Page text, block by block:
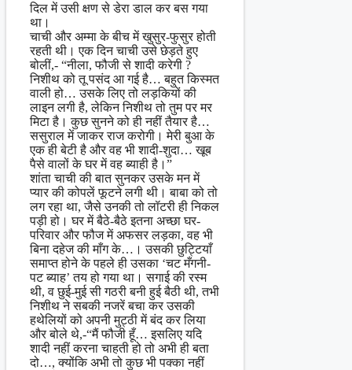
दिल में उसी क्षण से डेरा डाल कर बस गया
था।
चाची और अम्मा के बीच में खुसुर-फुसुर होती
रहती थी। एक दिन चाची उसे छेड़ते हुए
बोलीं,- “नीला, फौजी से शादी करेगी ?
निशीथ को तू पसंद आ गई है… बहुत किस्मत
वाली हो… उसके लिए तो लड़कियों की
लाइन लगी है, लेकिन निशीथ तो तुम पर मर
मिटा है। कुछ सुनने को ही नहीं तैयार है…
ससुराल में जाकर राज करोगी। मेरी बुआ के
एक ही बेटी है और वह भी शादी-शुदा… खूब
पैसे वालों के घर में वह ब्याही है।”
शांता चाची की बात सुनकर उसके मन में
प्यार की कोपलें फूटने लगी थी। बाबा को तो
लग रहा था, जैसे उनकी तो लॉटरी ही निकल
पड़ी हो। घर में बैठे-बैठे इतना अच्छा घर-
परिवार और फौज में अफसर लड़का, वह भी
बिना दहेज की माँग के…। उसकी छुट्टियाँ
समाप्त होने के पहले ही उसका ‘चट मँगनी-
पट ब्याह’ तय हो गया था। सगाई की रस्म
थी, व छुई-मुई सी गठरी बनी हुई बैठी थी, तभी
निशीथ ने सबकी नजरें बचा कर उसकी
हथेलियों को अपनी मुट्ठी में बंद कर लिया
और बोले थे,-“मैं फौजी हूँ… इसलिए यदि
शादी नहीं करना चाहती हो तो अभी ही बता
दो…, क्योंकि अभी तो कुछ भी पक्का नहीं